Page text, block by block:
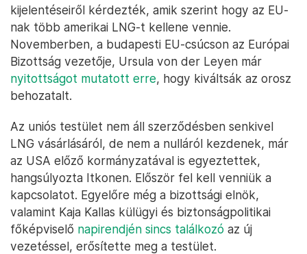
kijelentéseiről kérdezték, amik szerint hogy az EU-
nak több amerikai LNG-t kellene vennie.
Novemberben, a budapesti EU-csúcson az Európai
Bizottság vezetője, Ursula von der Leyen már
nyitottságot mutatott erre, hogy kiváltsák az orosz
behozatalt.
Az uniós testület nem áll szerződésben senkivel
LNG vásárlásáról, de nem a nulláról kezdenek, már
az USA előző kormányzatával is egyeztettek,
hangsúlyozta Itkonen. Először fel kell venniük a
kapcsolatot. Egyelőre még a bizottsági elnök,
valamint Kaja Kallas külügyi és biztonságpolitikai
főképviselő napirendjén sincs találkozó az új
vezetéssel, erősítette meg a testület.